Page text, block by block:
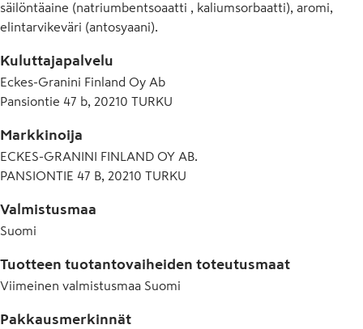
säilöntäaine (natriumbentsoaatti , kaliumsorbaatti), aromi,
elintarvikeväri (antosyaani).
Kuluttajapalvelu
Eckes-Granini Finland Oy Ab
Pansiontie 47 b, 20210 TURKU
Markkinoija
ECKES-GRANINI FINLAND OY AB.
PANSIONTIE 47 B, 20210 TURKU
Valmistusmaa
Suomi
Tuotteen tuotantovaiheiden toteutusmaat
Viimeinen valmistusmaa Suomi
Pakkausmerkinnät